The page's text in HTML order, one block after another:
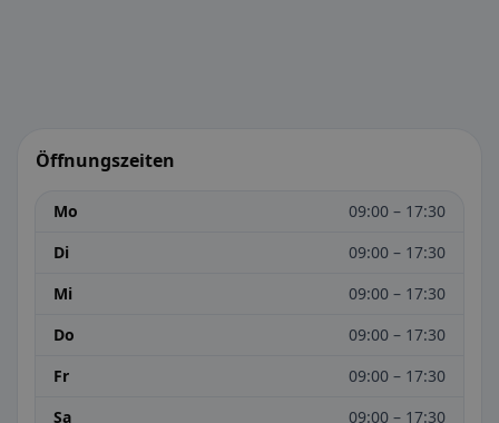
Öffnungszeiten
Mo
09:00 – 17:30
Di
09:00 – 17:30
Mi
09:00 – 17:30
Do
09:00 – 17:30
Fr
09:00 – 17:30
Sa
09:00 – 17:30